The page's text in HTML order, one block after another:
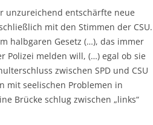
unzureichend entschärfte neue
mit den Stimmen der CSU.
halbgaren Gesetz (…), das immer
Polizei melden will, (…) egal ob sie
zwischen SPD und CSU
mit seelischen Problemen in
Brücke schlug zwischen „links“